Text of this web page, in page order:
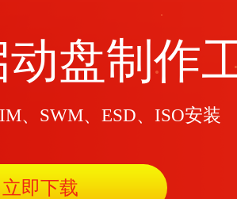
盘制作
、SWM、ESD、ISO安装
立即下载